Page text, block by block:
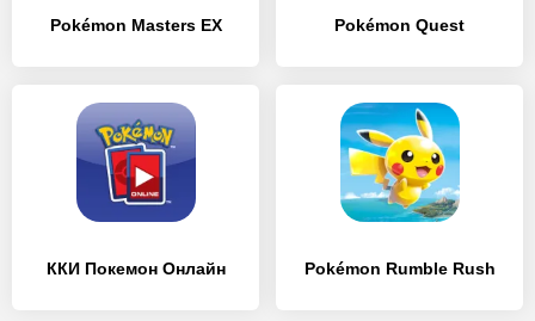
Pokémon Masters EX Pokémon Quest
ККИ Покемон Онлайн Pokémon Rumble Rush